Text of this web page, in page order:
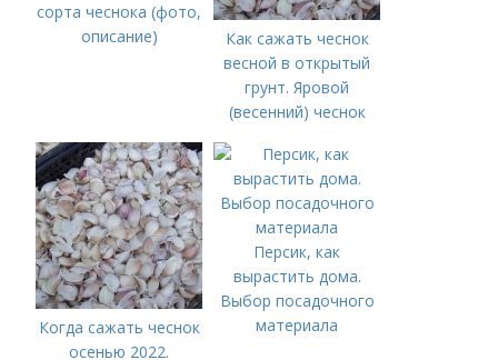
сорта чеснока (фото,
описание)
Как сажать чеснок
весной в открытый
грунт. Яровой
(весенний) чеснок
Когда сажать чеснок
осенью 2022.
Персик, как
вырастить дома.
Выбор посадочного
материала